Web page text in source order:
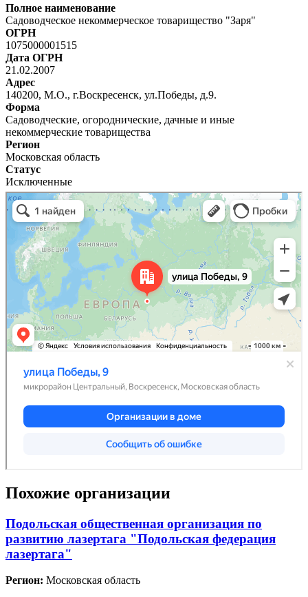
Полное наименование
Садоводческое некоммерческое товарищество "Заря"
ОГРН
1075000001515
Дата ОГРН
21.02.2007
Адрес
140200, М.О., г.Воскресенск, ул.Победы, д.9.
Форма
Садоводческие, огороднические, дачные и иные
некоммерческие товарищества
Регион
Московская область
Статус
Исключенные
Похожие организации
Подольская общественная организация по
развитию лазертага "Подольская федерация
лазертага"
Регион: Московская область